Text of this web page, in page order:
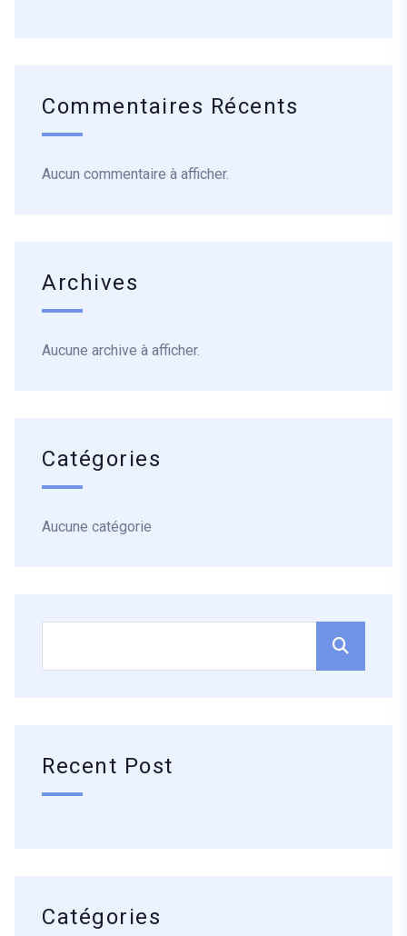
Commentaires Récents
Aucun commentaire à afficher.
Archives
Aucune archive à afficher.
Catégories
Aucune catégorie
Recent Post
Catégories